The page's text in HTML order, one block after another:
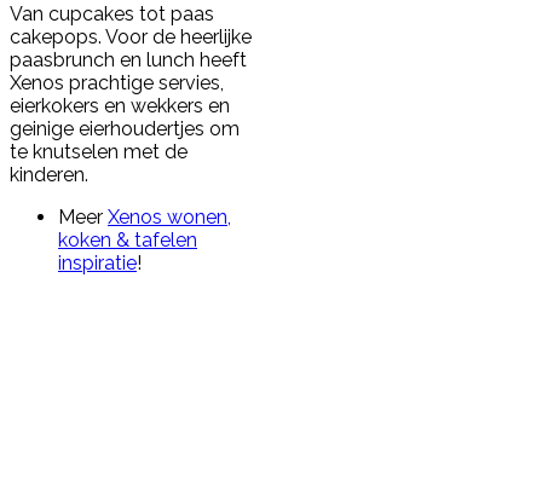
Van cupcakes tot paas
cakepops. Voor de heerlijke
paasbrunch en lunch heeft
Xenos prachtige servies,
eierkokers en wekkers en
geinige eierhoudertjes om
te knutselen met de
kinderen.
Meer Xenos wonen,
koken & tafelen
inspiratie!